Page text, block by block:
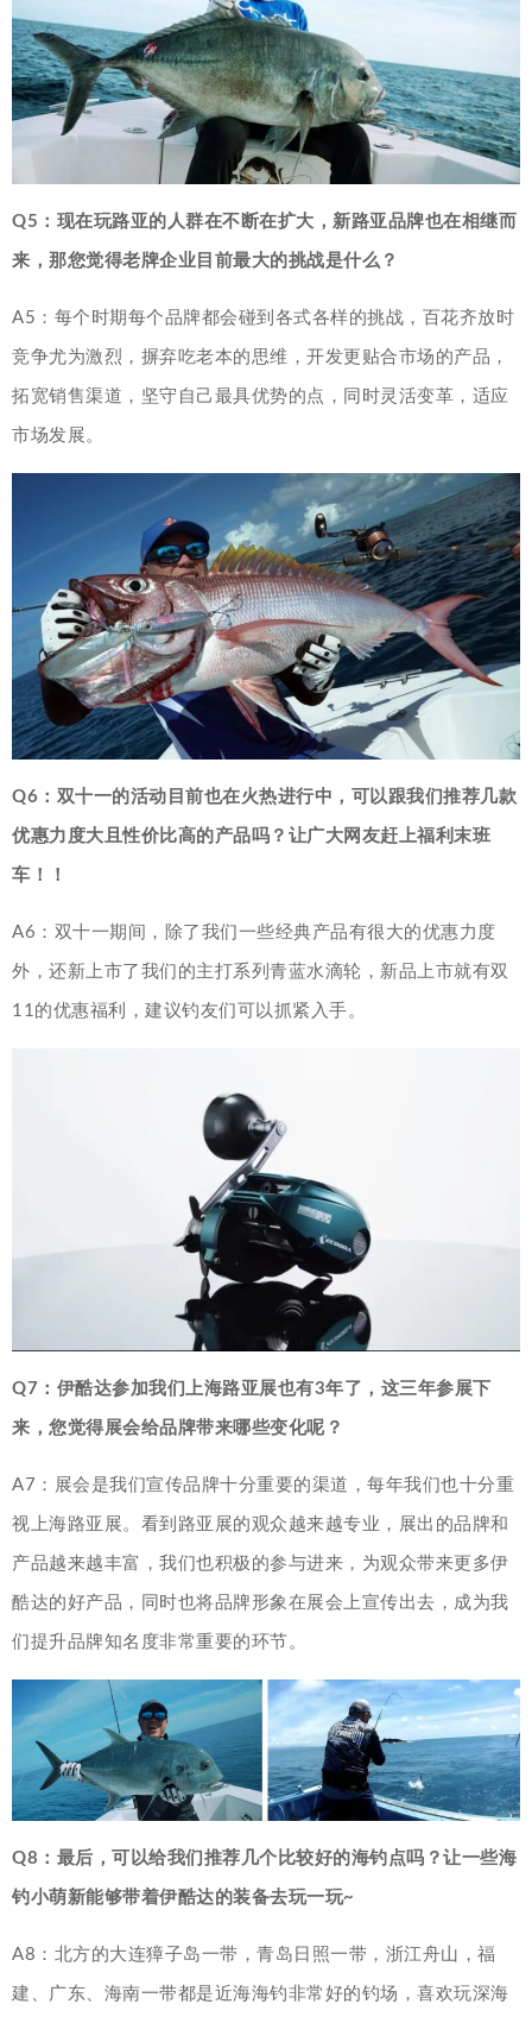
Q5：现在玩路亚的人群在不断在扩大，新路亚品牌也在相继而
来，那您觉得老牌企业目前最大的挑战是什么？
A5：每个时期每个品牌都会碰到各式各样的挑战，百花齐放时
竞争尤为激烈，摒弃吃老本的思维，开发更贴合市场的产品，
拓宽销售渠道，坚守自己最具优势的点，同时灵活变革，适应
市场发展。
Q6：双十一的活动目前也在火热进行中，可以跟我们推荐几款
优惠力度大且性价比高的产品吗？让广大网友赶上福利末班
车！！
A6：双十一期间，除了我们一些经典产品有很大的优惠力度
外，还新上市了我们的主打系列青蓝水滴轮，新品上市就有双
11的优惠福利，建议钓友们可以抓紧入手。
Q7：伊酷达参加我们上海路亚展也有3年了，这三年参展下
来，您觉得展会给品牌带来哪些变化呢？
A7：展会是我们宣传品牌十分重要的渠道，每年我们也十分重
视上海路亚展。看到路亚展的观众越来越专业，展出的品牌和
产品越来越丰富，我们也积极的参与进来，为观众带来更多伊
酷达的好产品，同时也将品牌形象在展会上宣传出去，成为我
们提升品牌知名度非常重要的环节。
Q8：最后，可以给我们推荐几个比较好的海钓点吗？让一些海
钓小萌新能够带着伊酷达的装备去玩一玩~
A8：北方的大连獐子岛一带，青岛日照一带，浙江舟山，福
建、广东、海南一带都是近海海钓非常好的钓场，喜欢玩深海